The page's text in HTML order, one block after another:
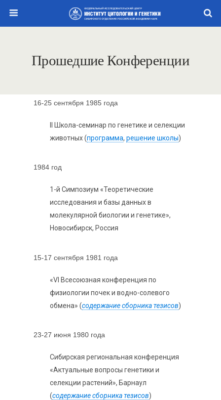
Прошедшие Конференции
16-25 сентября 1985 года
II Школа-семинар по генетике и селекции
животных (программа,решение школы)
1984 год
1-й Симпозиум «Теоретические
исследования и базы данных в
молекулярной биологии и генетике»,
Новосибирск, Россия
15-17 сентября 1981 года
«VI Всесоюзная конференция по
физиологии почек и водно-солевого
обмена» (содержание сборника тезисов)
23-27 июня 1980 года
Сибирская региональная конференция
«Актуальные вопросы генетики и
селекции растений», Барнаул
(содержание сборника тезисов)